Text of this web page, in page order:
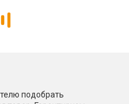
подобрать